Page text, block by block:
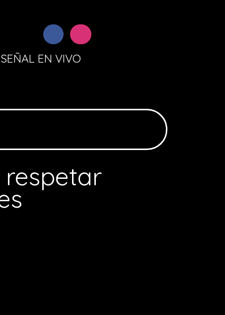
SEÑAL EN VIVO
respetar